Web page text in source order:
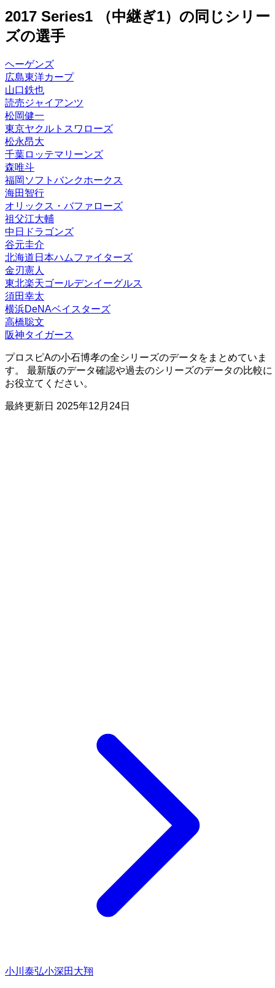
2016 Series2 （中継ぎ3）
スピリ
ッツ
コスト
2300
先発 中継ぎ
S S
2017 Series1 （中継ぎ1）の同じシリー
ズの選手
ヘーゲンズ
広島東洋カープ
山口鉄也
読売ジャイアンツ
松岡健一
東京ヤクルトスワローズ
松永昂大
千葉ロッテマリーンズ
森唯斗
福岡ソフトバンクホークス
海田智行
オリックス・バファローズ
祖父江大輔
中日ドラゴンズ
谷元圭介
北海道日本ハムファイターズ
金刃憲人
東北楽天ゴールデンイーグルス
須田幸太
横浜DeNAベイスターズ
高橋聡文
阪神タイガース
プロスピAの小石博孝の全シリーズのデータをまとめていま
す。 最新版のデータ確認や過去のシリーズのデータの比較に
お役立てください。
最終更新日 2025年12月24日
小川泰弘小深田大翔